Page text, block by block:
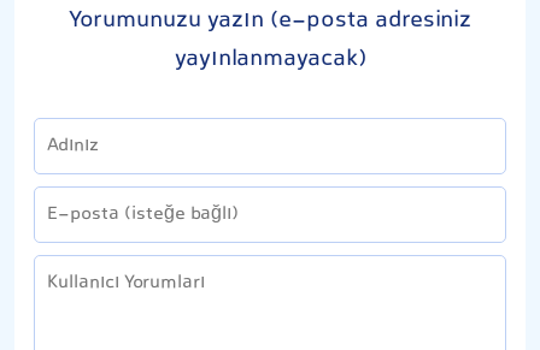
Yorumunuzu yazın (e-posta adresiniz
yayınlanmayacak)